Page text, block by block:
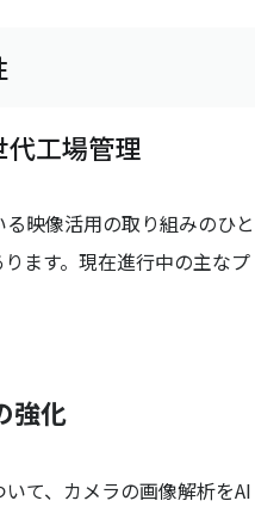
工場管理
映像活用の取り組みのひと
ます。現在進行中の主なプ
強化
て、カメラの画像解析をAI